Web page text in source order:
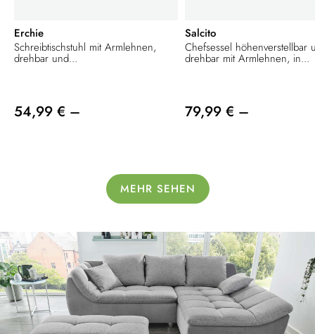
Erchie
Schreibtischstuhl mit Armlehnen,
drehbar und...
54,99 € –
Salcito
Chefsessel höhenverstellbar
drehbar mit Armlehnen, in...
79,99 € –
MEHR SEHEN